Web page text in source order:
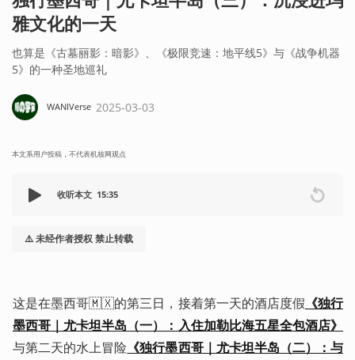
雅文化的一天
也算是《古墓丽影：暗影》、《极限竞速：地平线5》与《战争机器
5》的一种圣地巡礼
WANIVerse 2025-03-03
本文系用户投稿，不代表机核网观点
收听本文 15:35
⚠️ 未经作者授权 禁止转载
这是在墨西哥🇲🇽的第三日，接着第一天的酒店度假 《独行
墨西哥｜尤卡坦半岛（一）：入住加勒比海五星全包酒店》
与第二天的水上冒险 《独行墨西哥｜尤卡坦半岛（二）：与